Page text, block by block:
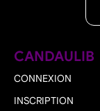
CANDAULIB
CONNEXION
INSCRIPTION